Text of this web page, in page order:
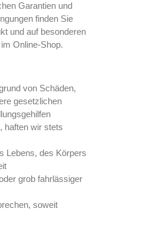
Garantien und
finden Sie
und auf besonderen
Online-Shop.
von Schäden,
gesetzlichen
haften wir stets
Lebens, des Körpers
grob fahrlässiger
soweit